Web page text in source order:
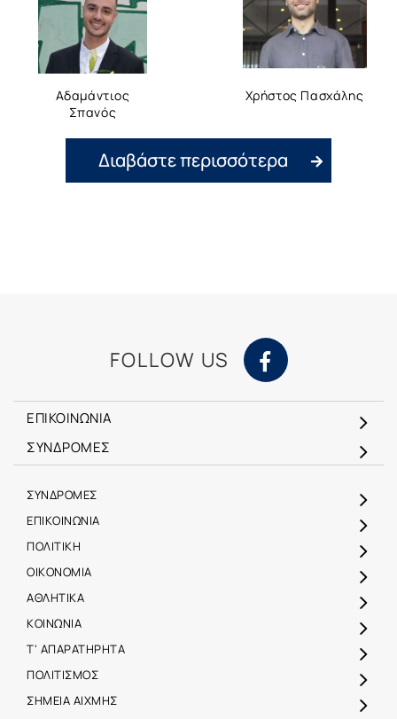
Αδαμάντιος
Σπανός
Χρήστος Πασχάλης
Διαβάστε περισσότερα
FOLLOW US
ΕΠΙΚΟΙΝΩΝΙΑ
ΣΥΝΔΡΟΜΕΣ
ΣΥΝΔΡΟΜΕΣ
ΕΠΙΚΟΙΝΩΝΙΑ
ΠΟΛΙΤΙΚΗ
ΟΙΚΟΝΟΜΙΑ
ΑΘΛΗΤΙΚΑ
ΚΟΙΝΩΝΙΑ
Τ' ΑΠΑΡΑΤΗΡΗΤΑ
ΠΟΛΙΤΙΣΜΟΣ
ΣΗΜΕΙΑ ΑΙΧΜΗΣ